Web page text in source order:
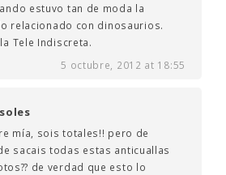
estuvo tan de moda la
relacionado con dinosaurios.
Tele Indiscreta.
5 octubre, 2012 at 18:55
mía, sois totales!! pero de
sacais todas estas anticuallas
de verdad que esto lo